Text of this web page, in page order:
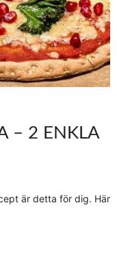
– 2 ENKLA
är detta för dig. Här